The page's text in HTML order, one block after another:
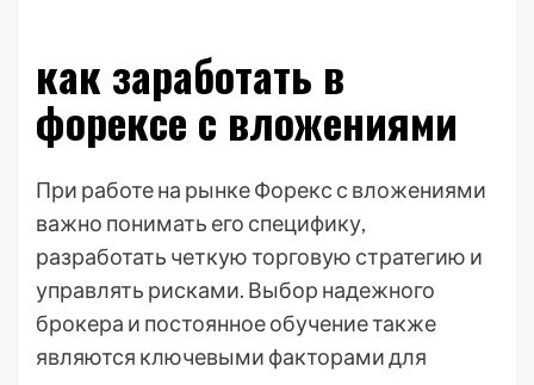
как заработать в
форексе с вложениями
При работе на рынке Форекс с вложениями
важно понимать его специфику,
разработать четкую торговую стратегию и
управлять рисками. Выбор надежного
брокера и постоянное обучение также
являются ключевыми факторами для